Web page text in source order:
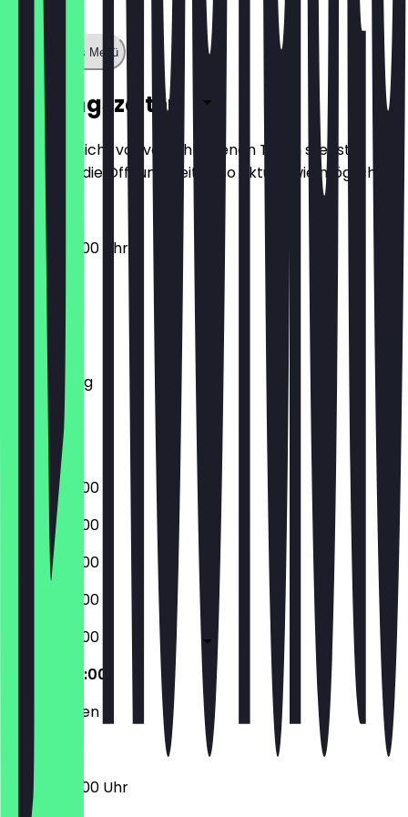
Zeige ganzes Menü
Öffnungszeiten
Damit du nicht vor verschlossenen Türen stehst,
halten wir die Öffnungszeiten so aktuell wie möglich.
07:00 - 22:00 Uhr
Montag
Dienstag
Mittwoch
Donnerstag
Freitag
Samstag
Sonntag
07:00 - 22:00
07:00 - 22:00
07:00 - 22:00
07:00 - 22:00
07:00 - 22:00
07:00 - 22:00
Geschlossen
07:00 - 22:00 Uhr